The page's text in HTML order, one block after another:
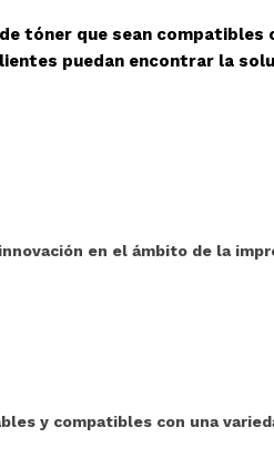
tóner que sean compatibles
puedan encontrar la
en el ámbito de la
y compatibles con una